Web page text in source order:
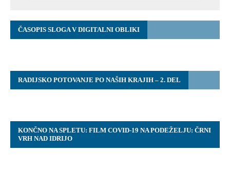
ČASOPIS SLOGA V DIGITALNI OBLIKI
RADIJSKO POTOVANJE PO NAŠIH KRAJIH – 2. DEL
KONČNO NA SPLETU: FILM COVID-19 NA PODEŽELJU: ČRNI
VRH NAD IDRIJO